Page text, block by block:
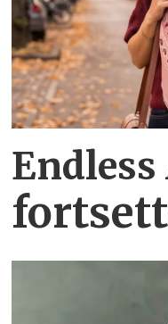
Endless